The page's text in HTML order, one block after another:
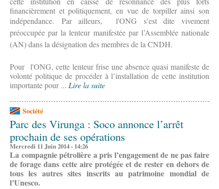
financièrement et politiquement, en vue de torpiller ainsi son
indépendance. Par ailleurs, l'ONG s’est dite vivement
préoccupée par la lenteur manifestée par l’Assemblée nationale
(AN) dans la désignation des membres de la CNDH.
Pour l'ONG, cette lenteur frise une absence quasi manifeste de
volonté politique de procéder à l’installation de cette institution
importante pour ... Lire la suite
Société
Parc des Virunga : Soco annonce l’arrêt
prochain de ses opérations
Mercredi 11 Juin 2014 - 14:26
La compagnie pétrolière a pris l’engagement de ne pas faire
de forage dans cette aire protégée et de rester en dehors de
tous les autres sites inscrits au patrimoine mondial de
l’Unesco.